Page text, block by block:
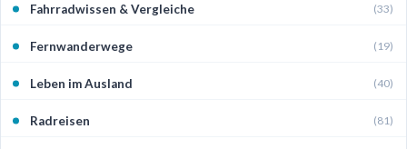
Fahrradwissen & Vergleiche (33)
Fernwanderwege (19)
Leben im Ausland (40)
Radreisen (81)